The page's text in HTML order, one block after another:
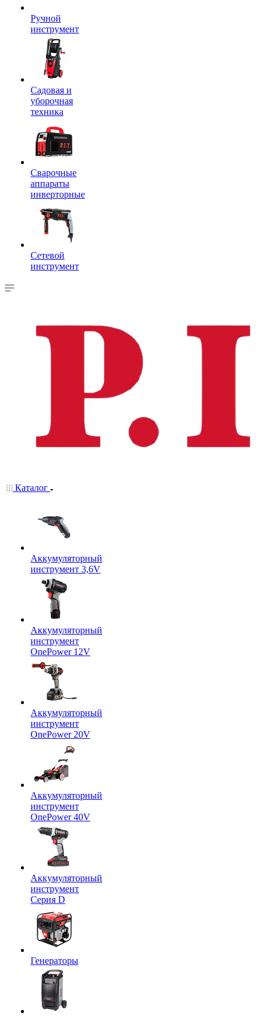
Ручной
инструмент
Садовая и
уборочная
техника
Сварочные
аппараты
инверторные
Сетевой
инструмент
Каталог
Аккумуляторный
инструмент 3,6V
Аккумуляторный
инструмент
OnePower 12V
Аккумуляторный
инструмент
OnePower 20V
Аккумуляторный
инструмент
OnePower 40V
Аккумуляторный
инструмент
Серия D
Генераторы